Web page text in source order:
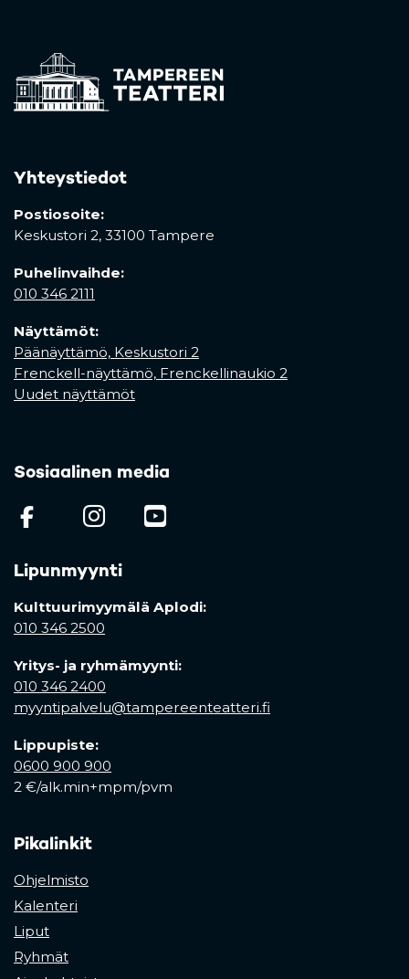
Yhteystiedot
Postiosoite:
Keskustori 2, 33100 Tampere
Puhelinvaihde:
010 346 2111
Näyttämöt:
Päänäyttämö, Keskustori 2
Frenckell-näyttämö, Frenckellinaukio 2
Uudet näyttämöt
Sosiaalinen media
(opens in a new tab)
(opens in a new tab)
Lipunmyynti
Kulttuurimyymälä Aplodi:
010 346 2500
Yritys- ja ryhmämyynti:
010 346 2400
myyntipalvelu@tampereenteatteri.fi
Lippupiste:
0600 900 900
2 €/alk.min+mpm/pvm
Pikalinkit
Ohjelmisto
Kalenteri
Liput
Ryhmät